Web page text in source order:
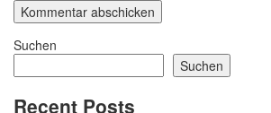
Suchen
Suchen
Recent Posts